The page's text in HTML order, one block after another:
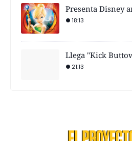
Presenta Disney
18:13
Llega "Kick
21:13